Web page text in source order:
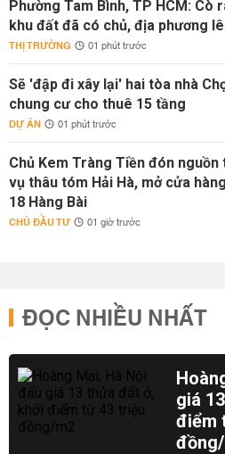
Phường Tam Bình, TP HCM: Cò
khu đất đã có chủ, địa phương
THỊ TRƯỜNG 01 phút trước
Sẽ 'đập đi xây lại' hai tòa nhà
chung cư cho thuê 15 tầng
DỰ ÁN 01 phút trước
Chủ Kem Tràng Tiền đón
vụ thâu tóm Hải Hà, mở cửa
18 Hàng Bài
CHỦ ĐẦU TƯ 01 giờ trước
ĐỌC NHIỀU NHẤT
giá
điểm